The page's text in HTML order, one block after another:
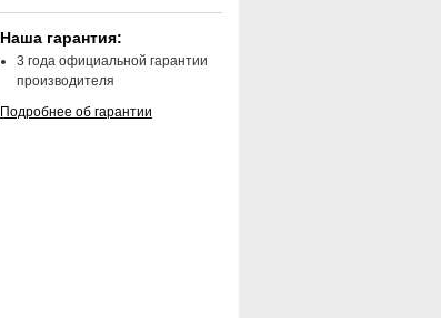
Наша гарантия:
3 года официальной гарантии
производителя
Подробнее об гарантии